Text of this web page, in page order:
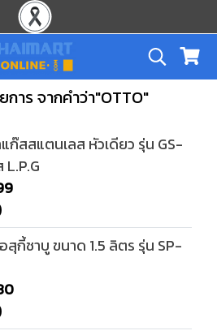
การ จากคำว่า"OTTO"
แก๊สสแตนเลส หัวเดียว รุ่น GS-
L.P.G
สุกี้ชาบู ขนาด 1.5 ลิตร รุ่น SP-